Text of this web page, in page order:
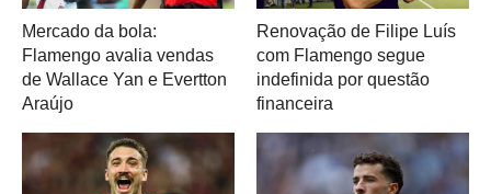
Mercado da bola:
Flamengo avalia vendas
de Wallace Yan e Evertton
Araújo
Renovação de Filipe Luís
com Flamengo segue
indefinida por questão
financeira